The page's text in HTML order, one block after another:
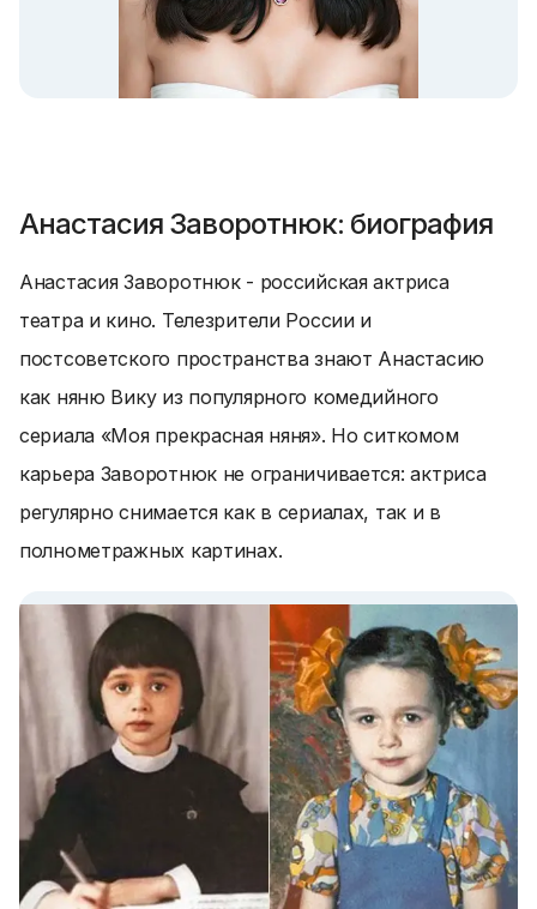
Анастасия Заворотнюк: биография
Анастасия Заворотнюк - российская актриса
театра и кино. Телезрители России и
постсоветского пространства знают Анастасию
как няню Вику из популярного комедийного
сериала «Моя прекрасная няня». Но ситкомом
карьера Заворотнюк не ограничивается: актриса
регулярно снимается как в сериалах, так и в
полнометражных картинах.